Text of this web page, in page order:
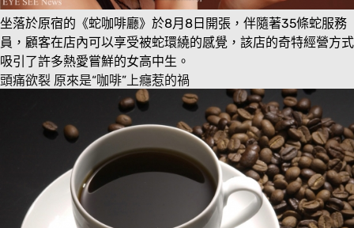
坐落於原宿的《蛇咖啡廳》於8月8日開張，伴隨著35條蛇服務
員，顧客在店內可以享受被蛇環繞的感覺，該店的奇特經營方式
吸引了許多熱愛嘗鮮的女高中生。
頭痛欲裂 原來是“咖啡”上癮惹的禍